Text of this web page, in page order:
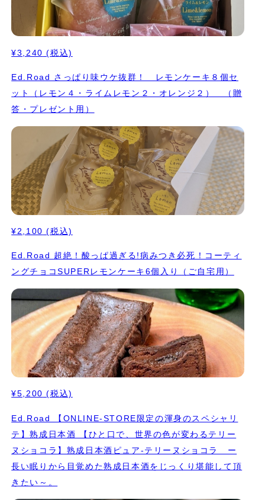
¥3,240 (税込)
Ed.Road さっぱり味ウケ抜群！ レモンケーキ８個セ
ット（レモン４・ライムレモン２・オレンジ２） （贈
答・プレゼント用）
¥2,100 (税込)
Ed.Road 超絶！酸っぱ過ぎる!病みつき必死！コーティ
ングチョコSUPERレモンケーキ6個入り（ご自宅用）
¥5,200 (税込)
Ed.Road 【ONLINE-STORE限定の渾身のスペシャリ
テ】熟成日本酒 【ひと口で、世界の色が変わるテリー
ヌショコラ】熟成日本酒ピュア-テリーヌショコラ ー
長い眠りから目覚めた熟成日本酒をじっくり堪能して頂
きたい～。